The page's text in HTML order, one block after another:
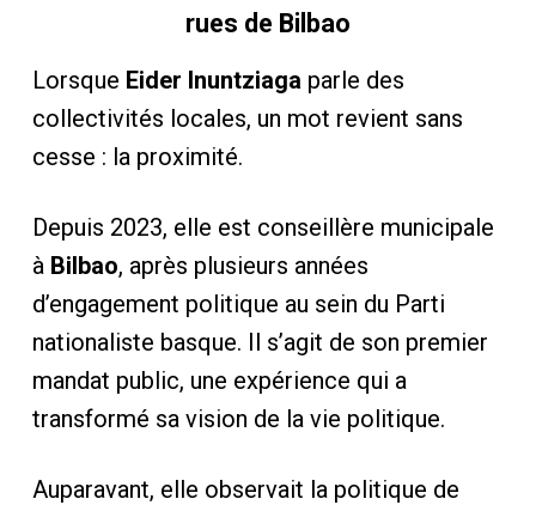
rues de Bilbao
Lorsque Eider Inuntziaga parle des
collectivités locales, un mot revient sans
cesse : la proximité.
Depuis 2023, elle est conseillère municipale
à Bilbao, après plusieurs années
d’engagement politique au sein du Parti
nationaliste basque. Il s’agit de son premier
mandat public, une expérience qui a
transformé sa vision de la vie politique.
Auparavant, elle observait la politique de